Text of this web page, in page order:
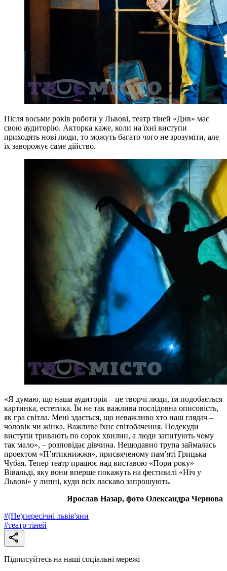
Після восьми років роботи у Львові, театр тіней «Див» має
свою аудиторію. Акторка каже, коли на їхні виступи
приходять нові люди, то можуть багато чого не зрозуміти, але
їх заворожує саме дійство.
«Я думаю, що наша аудиторія – це творчі люди, їм подобається
картинка, естетика. Їм не так важлива послідовна описовість,
як гра світла. Мені здається, що неважливо хто наш глядач –
чоловік чи жінка. Важливе їхнє світобачення. Подекуди
виступи тривають по сорок хвилин, а люди запитують чому
так мало», – розповідає дівчина. Нещодавно трупа займалась
проектом «П’ятикнижжя», присвяченому пам’яті Грицька
Чубая. Тепер театр працює над виставою «Пори року»
Вівальді, яку вони вперше покажуть на фестивалі «Ніч у
Львові» у липні, куди всіх ласкаво запрошують.
Ярослав Назар, фото Олександра Чернова
#(Не)пересічні львів'яни
#театр тіней
Підписуйтесь на наші соціальні мережі